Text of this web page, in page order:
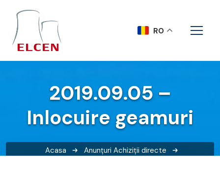
2019.09.05 –
Inlocuire geamuri
Acasa Anunțuri Achiziții directe
RO